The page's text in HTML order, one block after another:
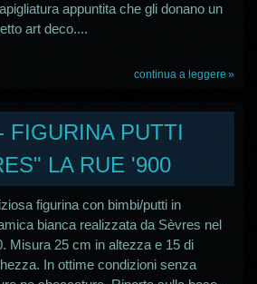
appuntita che gli donano un
art deco....
continua a leggere
FIGURINA PUTTI
LA RUE '900
figurina con bimbi/putti in
bianca realizzata da Sèvres nel
Misura 25 cm in altezza e 15 di
In ottime condizioni senza